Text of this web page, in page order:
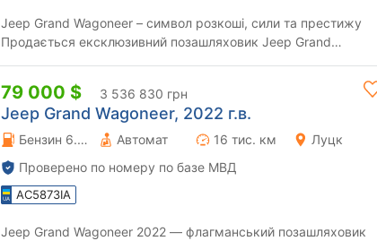
Jeep Grand Wagoneer – символ розкоші, сили та престижу
Продається ексклюзивний позашляховик Jeep Grand
79 000 $ 3 536 830 грн
Jeep Grand Wagoneer, 2022 г.в.
Бензин 6.4 л. Автомат 16 тис. км
Луцк
Проверено по номеру по базе МВД
AC5873IA
Jeep Grand Wagoneer 2022 — флагманський позашляховик